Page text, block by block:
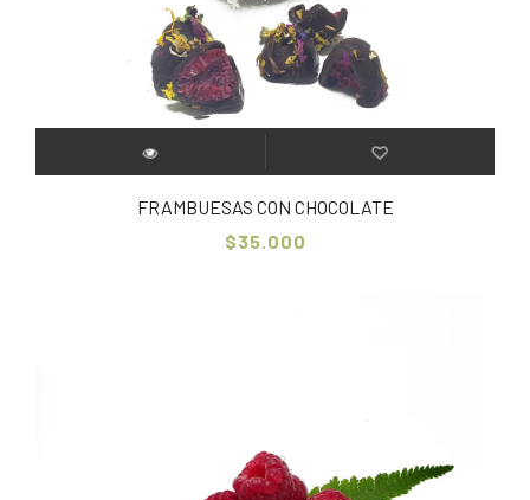
FRAMBUESAS CON CHOCOLATE
$35.000